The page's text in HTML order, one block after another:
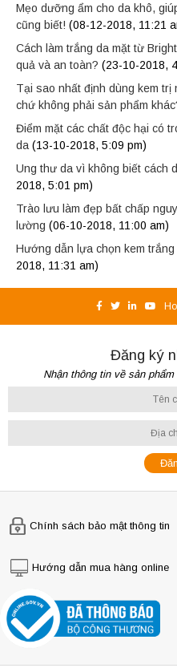
Mẹo dưỡng ẩm cho da khô,
cũng biết! (08-12-2018, 11:21
Cách làm trắng da mặt từ
quả và an toàn? (23-10-2018,
Tại sao nhất định dùng kem trị
chứ không phải sản phẩm
Điểm mặt các chất độc hại có
da (13-10-2018, 5:09 pm)
Ung thư da vì không biết cách
2018, 5:01 pm)
Trào lưu làm đẹp bất chấp
lường (06-10-2018, 11:00 am)
Hướng dẫn lựa chọn kem
2018, 11:31 am)
Đăng ký
Nhận thông tin về sản
Chính sách bảo mật thông tin
Hướng dẫn mua hàng online